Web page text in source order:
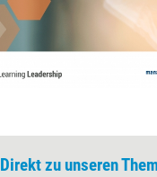
Direkt zu unseren